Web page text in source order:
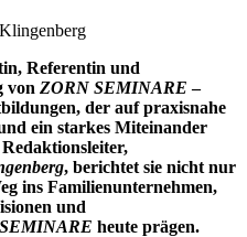
Referentin und
von ZORN SEMINARE –
der auf praxisnahe
ein starkes Miteinander
, berichtet sie nicht nur
ins Familienunternehmen,
und
heute prägen.